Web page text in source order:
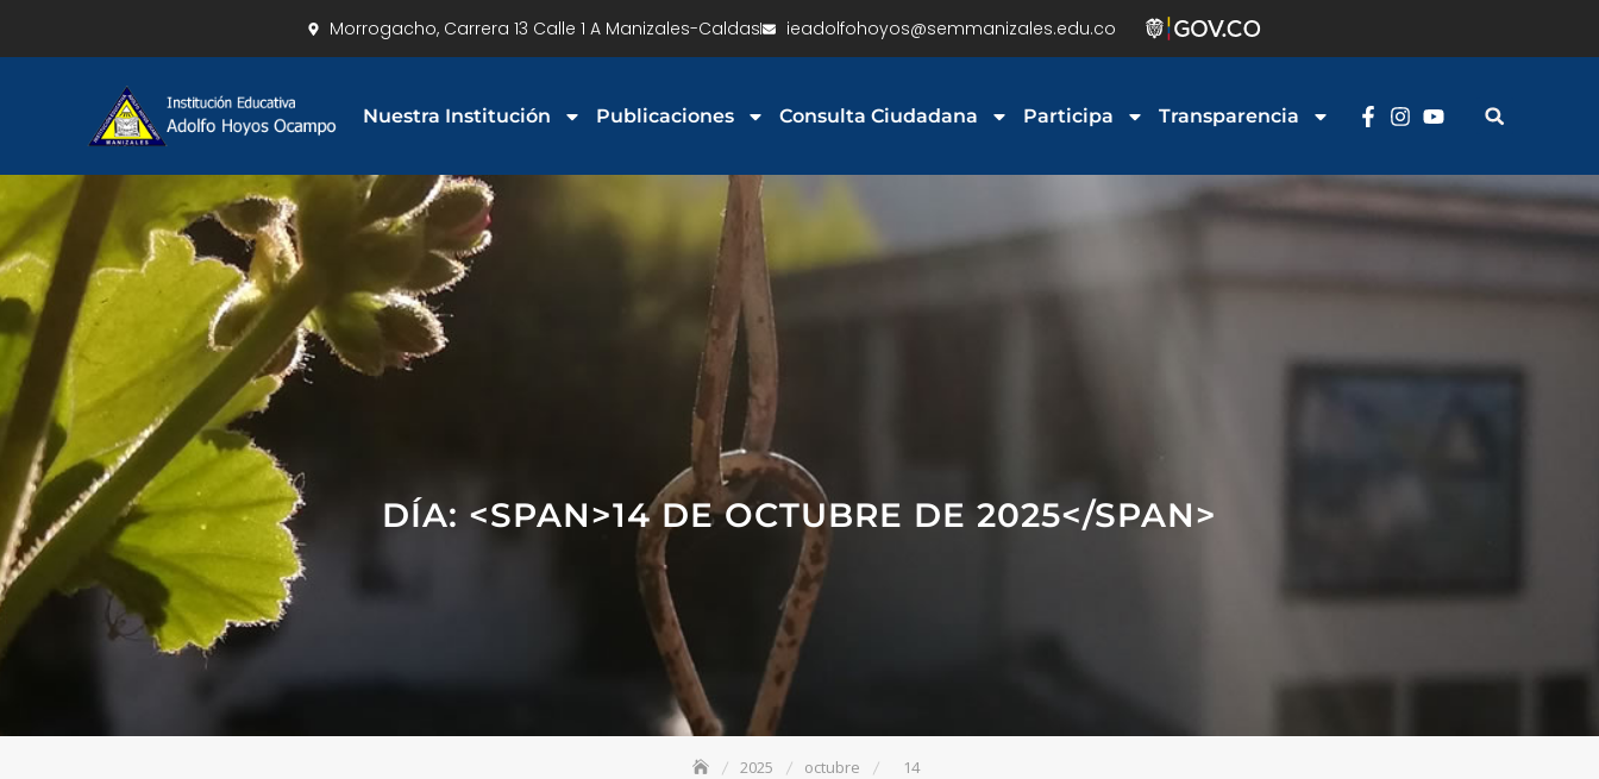
Morrogacho, Carrera 13 Calle 1 A Manizales-Caldas ieadolfohoyos@semmanizales.edu.co
Nuestra Institución Publicaciones Consulta Ciudadana Participa Transparencia
DÍA: <SPAN>14 DE OCTUBRE DE 2025</SPAN>
2025 octubre 14